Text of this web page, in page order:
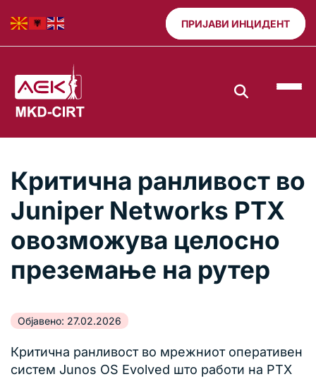
ПРИЈАВИ ИНЦИДЕНТ
Критична ранливост во
Juniper Networks PTX
овозможува целосно
преземање на рутер
Објавено: 27.02.2026
Критична ранливост во мрежниот оперативен
систем Junos OS Evolved што работи на PTX